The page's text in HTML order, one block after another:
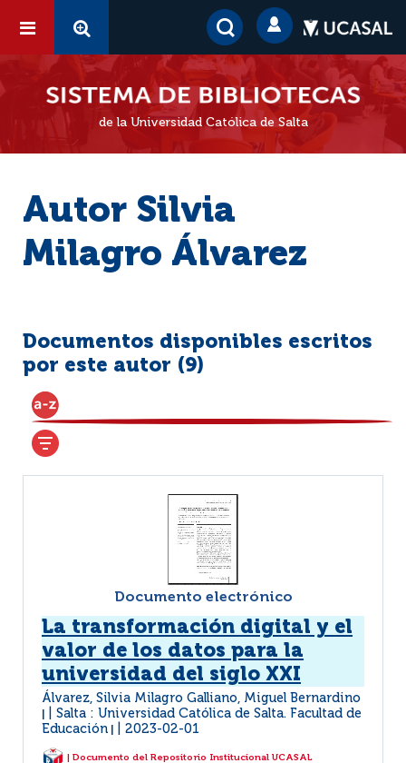
de la Universidad Católica de Salta
Autor Silvia
Milagro Álvarez
Documentos disponibles escritos
por este autor (9)
Documento electrónico
La transformación digital y el
valor de los datos para la
universidad del siglo XXI
Álvarez, Silvia Milagro Galliano, Miguel Bernardino
Salta : Universidad Católica de Salta. Facultad de
Educación
2023-02-01
| Documento del Repositorio Institucional UCASAL